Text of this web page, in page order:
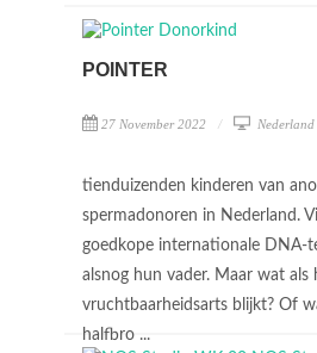
POINTER
27 November 2022 Nederland
tienduizenden kinderen van
spermadonoren in Nederland.
goedkope internationale DNA-
alsnog hun vader. Maar wat als
vruchtbaarheidsarts blijkt? Of
halfbro ...